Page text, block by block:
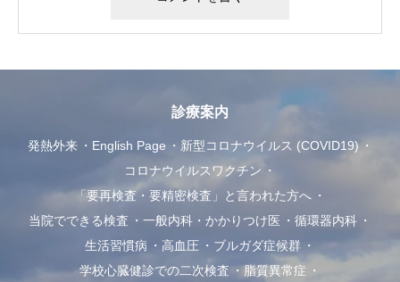
診療案内
発熱外来 English Page
新型コロナウイルス (COVID19)
コロナウイルスワクチン
「要再検査・要精密検査」と言われた方へ
当院でできる検査
一般内科・かかりつけ医
循環器内科
生活習慣病
高血圧
ブルガダ症候群
学校心臓健診での二次検査
脂質異常症